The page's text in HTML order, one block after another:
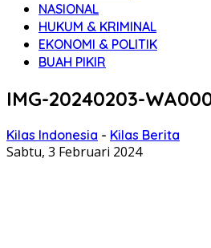
NASIONAL
HUKUM & KRIMINAL
EKONOMI & POLITIK
BUAH PIKIR
IMG-20240203-
Kilas Indonesia - Kilas Berita
Sabtu, 3 Februari 2024